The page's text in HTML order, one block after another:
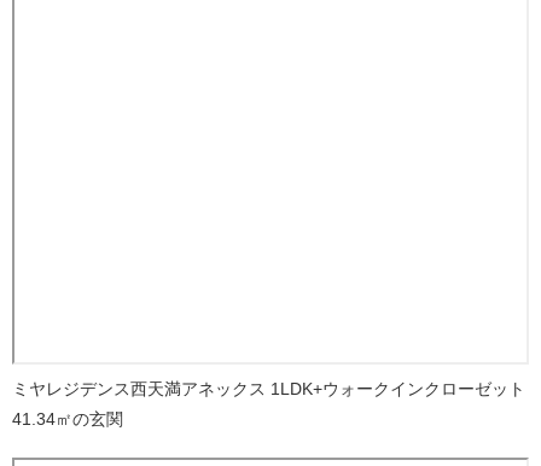
ミヤレジデンス西天満アネックス 1LDK+ウォークインクローゼット
41.34㎡の玄関